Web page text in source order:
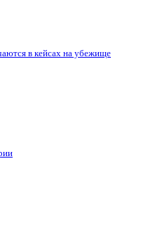
в кейсах на убежище